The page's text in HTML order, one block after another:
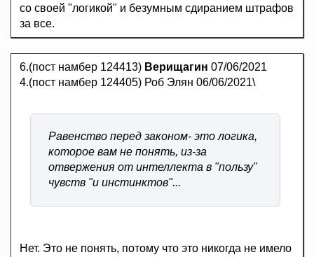
со своей "логикой" и безумным сдиранием штрафов
за все.
6.(пост намбер 124413) Верищагин 07/06/2021
4.(пост намбер 124405) Роб Элян 06/06/2021\
Равенство перед законом- это логика,
которое вам не понять, из-за
отвержения от интеллекта в "пользу"
чувств "и инстинктов"...
Нет. Это не понять, потому что это никогда не имело